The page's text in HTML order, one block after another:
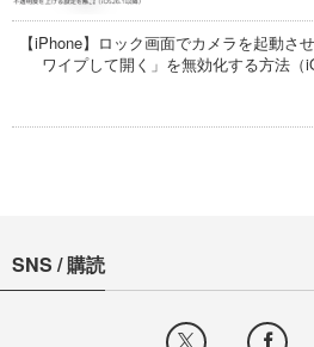
【iPhone】ロック画面でカメラを起動さ
ワイプして開く」を無効化する方法（
SNS / 購読